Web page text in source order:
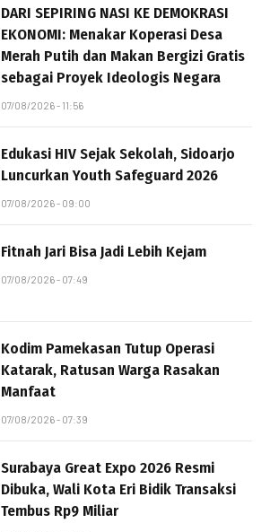
DARI SEPIRING NASI KE DEMOKRASI
EKONOMI: Menakar Koperasi Desa
Merah Putih dan Makan Bergizi Gratis
sebagai Proyek Ideologis Negara
07/08/2026 - 11:56
Edukasi HIV Sejak Sekolah, Sidoarjo
Luncurkan Youth Safeguard 2026
07/08/2026 - 09:00
Fitnah Jari Bisa Jadi Lebih Kejam
07/08/2026 - 07:49
Kodim Pamekasan Tutup Operasi
Katarak, Ratusan Warga Rasakan
Manfaat
07/08/2026 - 07:39
Surabaya Great Expo 2026 Resmi
Dibuka, Wali Kota Eri Bidik Transaksi
Tembus Rp9 Miliar